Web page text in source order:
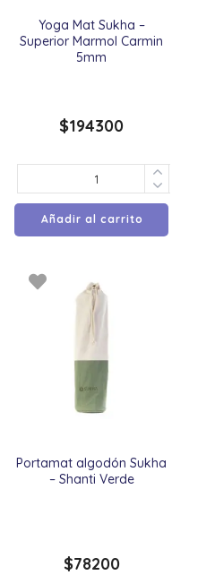
Yoga Mat Sukha –
Superior Marmol Carmin
5mm
$194300
Añadir al carrito
Portamat algodón Sukha
– Shanti Verde
$78200